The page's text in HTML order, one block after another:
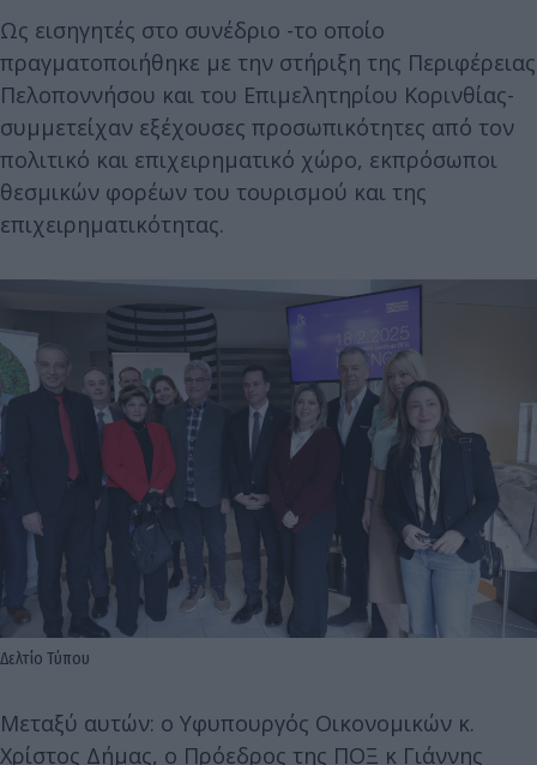
Ως εισηγητές στο συνέδριο -το οποίο
πραγματοποιήθηκε με την στήριξη της Περιφέρειας
Πελοποννήσου και του Επιμελητηρίου Κορινθίας-
συμμετείχαν εξέχουσες προσωπικότητες από τον
πολιτικό και επιχειρηματικό χώρο, εκπρόσωποι
θεσμικών φορέων του τουρισμού και της
επιχειρηματικότητας.
Δελτίο Τύπου
Μεταξύ αυτών: ο Υφυπουργός Οικονομικών κ.
Χρίστος Δήμας, ο Πρόεδρος της ΠΟΞ κ Γιάννης